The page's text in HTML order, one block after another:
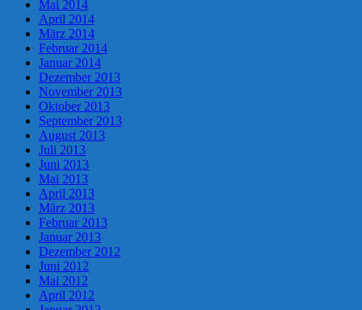
Mai 2014
April 2014
März 2014
Februar 2014
Januar 2014
Dezember 2013
November 2013
Oktober 2013
September 2013
August 2013
Juli 2013
Juni 2013
Mai 2013
April 2013
März 2013
Februar 2013
Januar 2013
Dezember 2012
Juni 2012
Mai 2012
April 2012